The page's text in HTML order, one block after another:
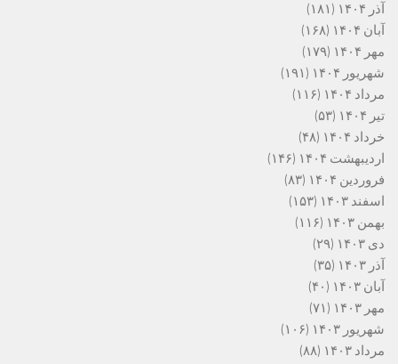
آذر ۱۴۰۴
(۱۸۱)
آبان ۱۴۰۴
(۱۶۸)
مهر ۱۴۰۴
(۱۷۹)
شهریور ۱۴۰۴
(۱۹۱)
مرداد ۱۴۰۴
(۱۱۶)
تیر ۱۴۰۴
(۵۳)
خرداد ۱۴۰۴
(۴۸)
اردیبهشت ۱۴۰۴
(۱۴۶)
فروردین ۱۴۰۴
(۸۳)
اسفند ۱۴۰۳
(۱۵۳)
بهمن ۱۴۰۳
(۱۱۶)
دی ۱۴۰۳
(۲۹)
آذر ۱۴۰۳
(۳۵)
آبان ۱۴۰۳
(۴۰)
مهر ۱۴۰۳
(۷۱)
شهریور ۱۴۰۳
(۱۰۶)
مرداد ۱۴۰۳
(۸۸)